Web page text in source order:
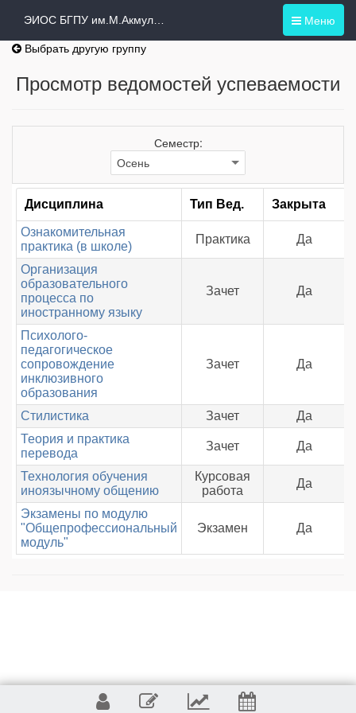
Меню
Выбрать другую группу
Просмотр ведомостей успеваемости
Семестр:
Дисциплина Тип Вед. Закрыта
Ознакомительная
практика (в школе)
Практика Да
Организация
образовательного
процесса по
иностранному языку
Зачет Да
Психолого-
педагогическое
сопровождение
инклюзивного
образования
Зачет Да
Стилистика Зачет
Да
Теория и практика
перевода
Зачет Да
Технология обучения
иноязычному общению
Курсовая
работа
Да
Экзамены по модулю
"Общепрофессиональный
модуль"
Экзамен Да